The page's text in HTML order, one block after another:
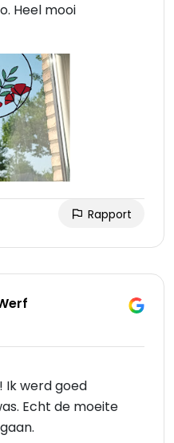
Heel mooi
Rapport
Ik werd goed
Echt de moeite